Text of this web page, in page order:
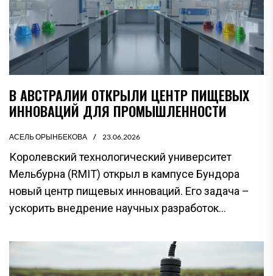
В АВСТРАЛИИ ОТКРЫЛИ ЦЕНТР ПИЩЕВЫХ
ИННОВАЦИЙ ДЛЯ ПРОМЫШЛЕННОСТИ
АСЕЛЬ ОРЫНБЕКОВА 23.06.2026
Королевский технологический университет
Мельбурна (RMIT) открыл в кампусе Бундора
новый центр пищевых инноваций. Его задача –
ускорить внедрение научных разработок...